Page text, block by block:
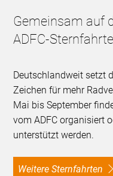
Gemeinsam auf
ADFC-
Deutschlandweit setzt
Zeichen für mehr
Mai bis September
vom ADFC organisiert
unterstützt werden.
Weitere Sternfahrten